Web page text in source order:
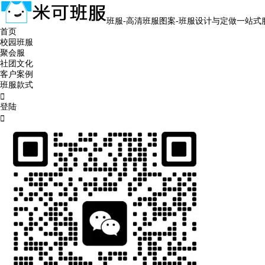
班服-高清班服图案-班服设计与定做一站式
首页
校园班服
聚会服
社团文化
客户案例
班服款式

登陆
